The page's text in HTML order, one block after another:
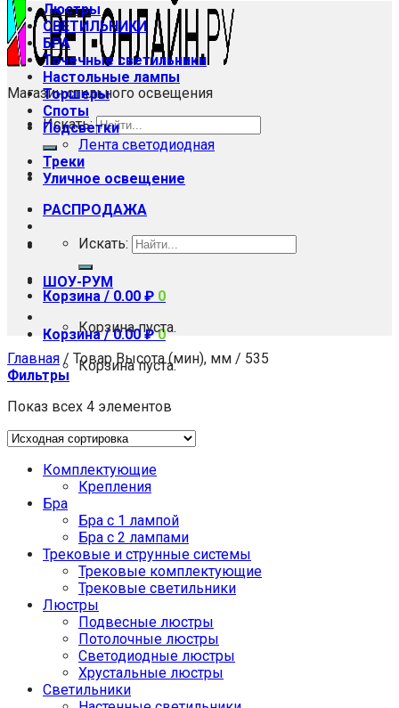
Магазин стильного освещения
Искать:
РАСПРОДАЖА
ШОУ-РУМ
Корзина /0.00₽ 0
Корзина пуста.
Люстры
СВЕТИЛЬНИКИ
БРА
Точечные светильники
Настольные лампы
Торшеры
Споты
Подсветки
Лента светодиодная
Треки
Уличное освещение
Искать:
Корзина / 0.00 ₽ 0
Корзина пуста.
Главная / Товар Высота (мин), мм / 535
Фильтры
Показ всех 4 элементов
Комплектующие
Крепления
Бра
Бра с 1 лампой
Бра с 2 лампами
Трековые и струнные системы
Трековые комплектующие
Трековые светильники
Люстры
Подвесные люстры
Потолочные люстры
Светодиодные люстры
Хрустальные люстры
Светильники